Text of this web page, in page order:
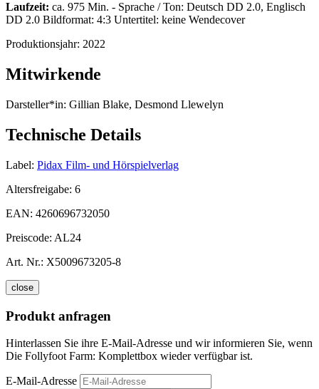
Laufzeit: ca. 975 Min. - Sprache / Ton: Deutsch DD 2.0, Englisch
DD 2.0 Bildformat: 4:3 Untertitel: keine Wendecover
Produktionsjahr: 2022
Mitwirkende
Darsteller*in: Gillian Blake, Desmond Llewelyn
Technische Details
Label: Pidax Film- und Hörspielverlag
Altersfreigabe: 6
EAN: 4260696732050
Preiscode: AL24
Art. Nr.: X5009673205-8
close
Produkt anfragen
Hinterlassen Sie ihre E-Mail-Adresse und wir informieren Sie, wenn
Die Follyfoot Farm: Komplettbox wieder verfügbar ist.
E-Mail-Adresse